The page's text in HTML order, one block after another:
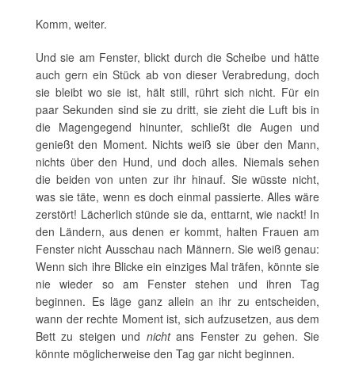
Komm, weiter.
Und sie am Fenster, blickt durch die Scheibe und hätte
auch gern ein Stück ab von dieser Verabredung, doch
sie bleibt wo sie ist, hält still, rührt sich nicht. Für ein
paar Sekunden sind sie zu dritt, sie zieht die Luft bis in
die Magengegend hinunter, schließt die Augen und
genießt den Moment. Nichts weiß sie über den Mann,
nichts über den Hund, und doch alles. Niemals sehen
die beiden von unten zur ihr hinauf. Sie wüsste nicht,
was sie täte, wenn es doch einmal passierte. Alles wäre
zerstört! Lächerlich stünde sie da, enttarnt, wie nackt! In
den Ländern, aus denen er kommt, halten Frauen am
Fenster nicht Ausschau nach Männern. Sie weiß genau:
Wenn sich ihre Blicke ein einziges Mal träfen, könnte sie
nie wieder so am Fenster stehen und ihren Tag
beginnen. Es läge ganz allein an ihr zu entscheiden,
wann der rechte Moment ist, sich aufzusetzen, aus dem
Bett zu steigen und nichtans Fenster zu gehen. Sie
könnte möglicherweise den Tag gar nicht beginnen.